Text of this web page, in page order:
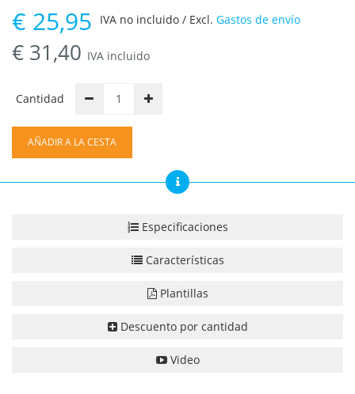
€ 25,95
€ 31,40 IVA incluido
IVA no incluido / Excl. Gastos de envío
Cantidad
AÑADIR A LA CESTA
Especificaciones
Características
Plantillas
Descuento por cantidad
Video